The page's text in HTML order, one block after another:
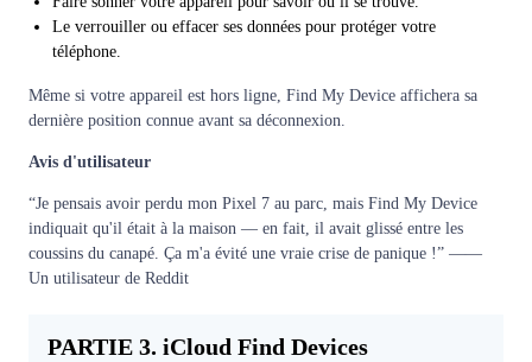
Le verrouiller ou effacer ses données pour protéger votre
téléphone.
Même si votre appareil est hors ligne, Find My Device affichera sa
dernière position connue avant sa déconnexion.
Avis d'utilisateur
“Je pensais avoir perdu mon Pixel 7 au parc, mais Find My Device
indiquait qu'il était à la maison — en fait, il avait glissé entre les
coussins du canapé. Ça m'a évité une vraie crise de panique !” ——
Un utilisateur de Reddit
PARTIE 3. iCloud Find Devices